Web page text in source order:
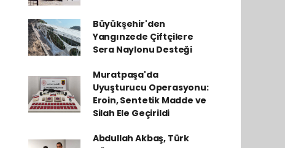
Büyükşehir'den
Yangınzede Çiftçilere
Sera Naylonu Desteği
Muratpaşa'da
Uyuşturucu Operasyonu:
Eroin, Sentetik Madde ve
Silah Ele Geçirildi
Abdullah Akbaş, Türk